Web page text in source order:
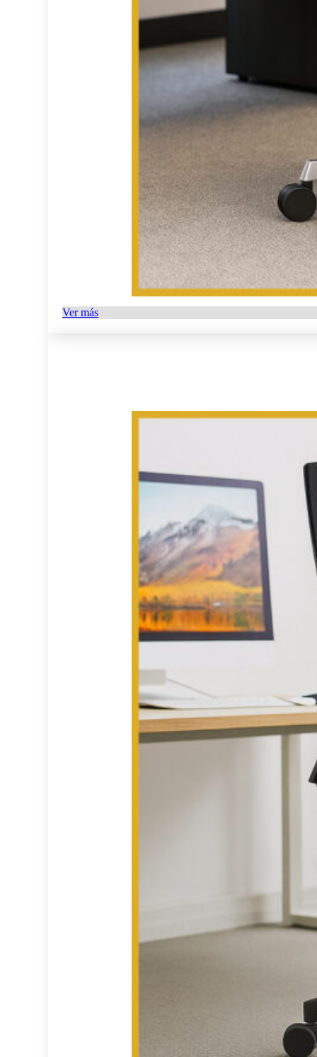
Ver más